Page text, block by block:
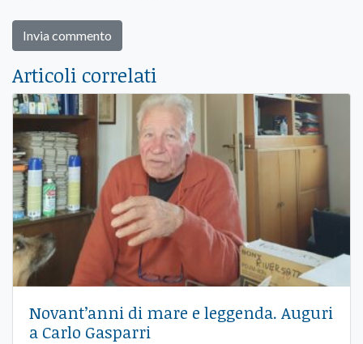
Articoli correlati
Novant’anni di mare e leggenda. Auguri
a Carlo Gasparri